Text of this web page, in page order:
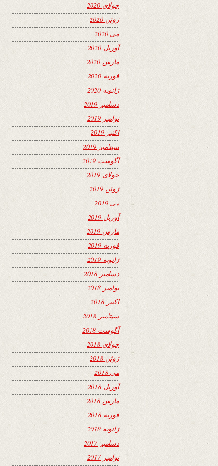
جولای 2020
ژوئن 2020
می 2020
آوریل 2020
مارس 2020
فوریه 2020
ژانویه 2020
دسامبر 2019
نوامبر 2019
اکتبر 2019
سپتامبر 2019
آگوست 2019
جولای 2019
ژوئن 2019
می 2019
آوریل 2019
مارس 2019
فوریه 2019
ژانویه 2019
دسامبر 2018
نوامبر 2018
اکتبر 2018
سپتامبر 2018
آگوست 2018
جولای 2018
ژوئن 2018
می 2018
آوریل 2018
مارس 2018
فوریه 2018
ژانویه 2018
دسامبر 2017
نوامبر 2017